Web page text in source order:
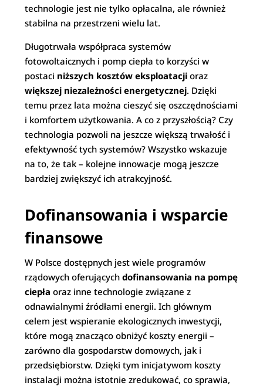
technologie jest nie tylko opłacalna, ale również
stabilna na przestrzeni wielu lat.
Długotrwała współpraca systemów
fotowoltaicznych i pomp ciepła to korzyści w
postaci niższych kosztów eksploatacji oraz
większej niezależności energetycznej. Dzięki
temu przez lata można cieszyć się oszczędnościami
i komfortem użytkowania. A co z przyszłością? Czy
technologia pozwoli na jeszcze większą trwałość i
efektywność tych systemów? Wszystko wskazuje
na to, że tak – kolejne innowacje mogą jeszcze
bardziej zwiększyć ich atrakcyjność.
Dofinansowania i wsparcie
finansowe
W Polsce dostępnych jest wiele programów
rządowych oferującychdofinansowania na pompę
ciepła oraz inne technologie związane z
odnawialnymi źródłami energii. Ich głównym
celem jest wspieranie ekologicznych inwestycji,
które mogą znacząco obniżyć koszty energii –
zarówno dla gospodarstw domowych, jak i
przedsiębiorstw. Dzięki tym inicjatywom koszty
instalacji można istotnie zredukować, co sprawia,